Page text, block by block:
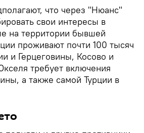
что через "Нюанс"
свои интересы в
на территории бывшей
проживают почти 100 тысяч
и Герцеговины, Косово и
требует включения
а также самой Турции в